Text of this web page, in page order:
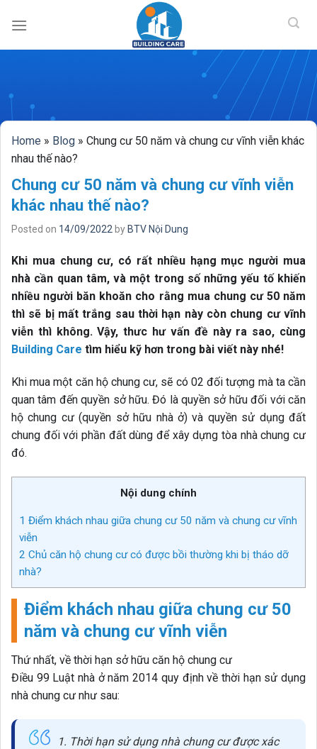
BUILDING
Home » Blog » Chung cư 50 năm và chung cư vĩnh viễn khác
nhau thế nào?
Chung cư 50 năm và chung cư vĩnh viễn
khác nhau thế nào?
Posted on 14/09/2022 by BTV Nội Dung
Khi mua chung cư, có rất nhiều hạng mục người mua
nhà cần quan tâm, và một trong số những yếu tố khiến
nhiều người băn khoăn cho rằng mua chung cư 50 năm
thì sẽ bị mất trắng sau thời hạn này còn chung cư vĩnh
viễn thì không. Vậy, thưc hư vấn đề này ra sao, cùng
Building Care tìm hiểu kỹ hơn trong bài viết này nhé!
Khi mua một căn hộ chung cư, sẽ có 02 đối tượng mà ta cần
quan tâm đến quyền sở hữu. Đó là quyền sở hữu đối với căn
hộ chung cư (quyền sở hữu nhà ở) và quyền sử dụng đất
chung đối với phần đất dùng để xây dựng tòa nhà chung cư
đó.
Nội dung chính
1 Điểm khách nhau giữa chung cư 50 năm và chung cư vĩnh
viễn
2 Chủ căn hộ chung cư có được bồi thường khi bị tháo dỡ
nhà?
Điểm khách nhau giữa chung cư 50
năm và chung cư vĩnh viễn
Thứ nhất, về thời hạn sở hữu căn hộ chung cư
Điều 99 Luật nhà ở năm 2014 quy định về thời hạn sử dụng
nhà chung cư như sau:
1. Thời hạn sử dụng nhà chung cư được xác